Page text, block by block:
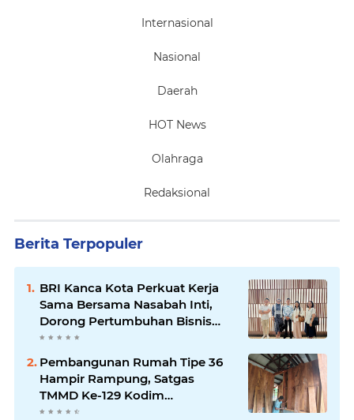
Internasional
Nasional
Daerah
HOT News
Olahraga
Redaksional
Berita Terpopuler
BRI Kanca Kota Perkuat Kerja
Sama Bersama Nasabah Inti,
Dorong Pertumbuhan Bisnis
Berkelanjutan
Pembangunan Rumah Tipe 36
Hampir Rampung, Satgas
TMMD Ke-129 Kodim
1807/Sorong Selatan Wujudkan